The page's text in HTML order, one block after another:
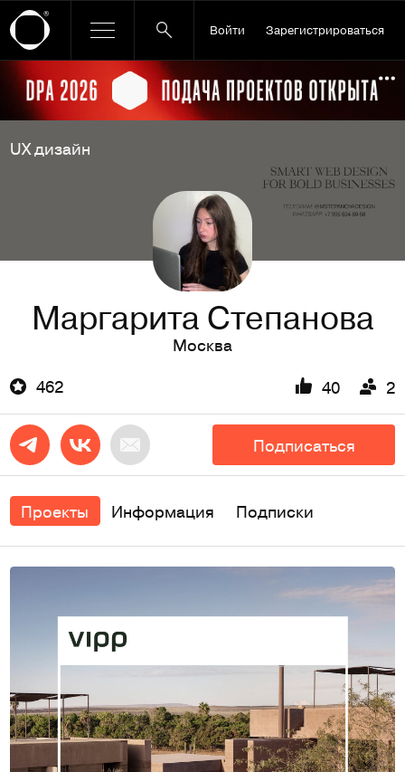
Войти Зарегистрироваться
Ссылка баннера
UX дизайн
Маргарита Степанова
Москва
462
40 2
Подписаться
Проекты Информация Подписки